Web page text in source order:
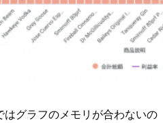
グラフのメモリが合わないの